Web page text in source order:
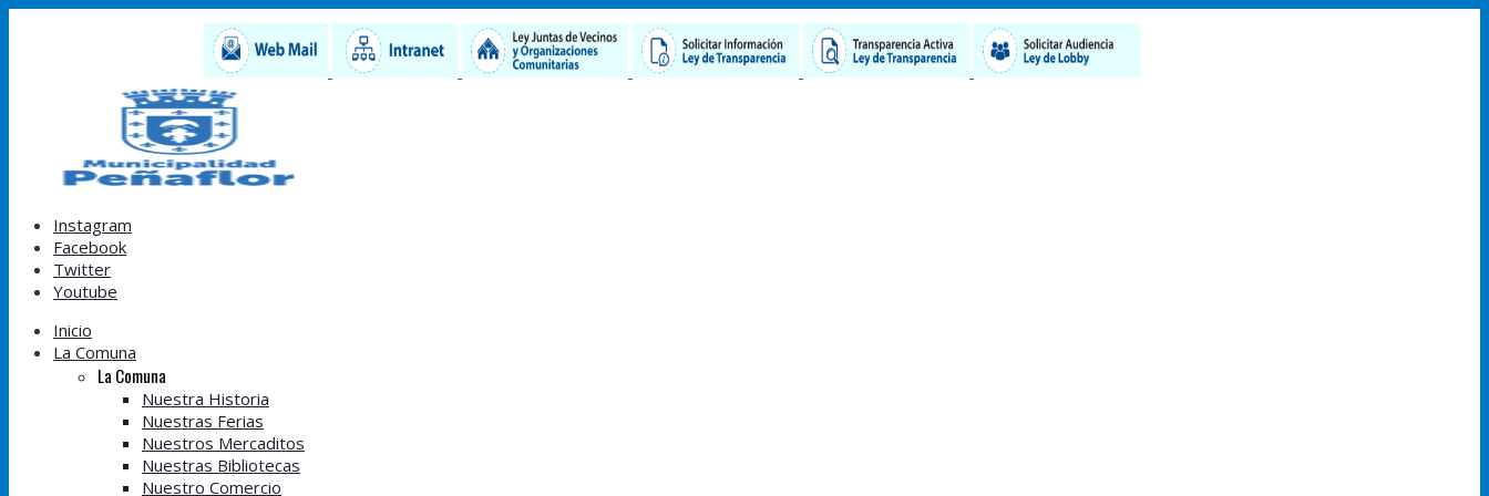
Instagram
Facebook
Twitter
Youtube
Inicio
La Comuna
La Comuna
Nuestra Historia
Nuestras Ferias
Nuestros Mercaditos
Nuestras Bibliotecas
Nuestro Comercio